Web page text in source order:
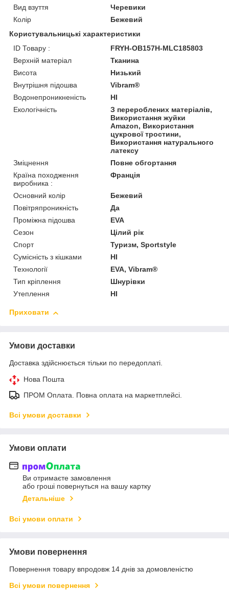
Вид взуття
Черевики
Колір
Бежевий
Користувальницькі характеристики
ID Товару :
FRYH-OB157H-MLC185803
Верхній матеріал
Тканина
Висота
Низький
Внутрішня підошва
Vibram®
Водонепроникненість
HI
Екологічність
З перероблених матеріалів,
Використання жуйки
Amazon, Використання
цукрової тростини,
Використання натурального
латексу
Зміцнення
Повне обгортання
Країна походження
виробника :
Франція
Основний колір
Бежевий
Повітряпроникність
Да
Проміжна підошва
EVA
Сезон
Цілий рік
Спорт
Туризм, Sportstyle
Сумісність з кішками
HI
Технології
EVA, Vibram®
Тип кріплення
Шнурівки
Утеплення
HI
Приховати
Умови доставки
Доставка здійснюється тільки по передоплаті.
Нова Пошта
ПРОМ Оплата. Повна оплата на маркетплейсі.
Всі умови доставки
Умови оплати
Ви отримаєте замовлення
або гроші повернуться на вашу картку
Детальніше
Всі умови оплати
Умови повернення
Повернення товару впродовж 14 днів за домовленістю
Всі умови повернення